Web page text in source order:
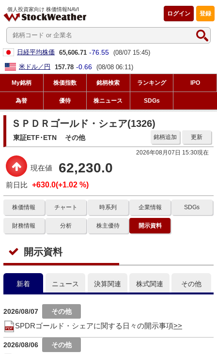
個人投資家向け 株価情報NAVI
登録
ログイン
日経平均株価 65,606.71 -76.55 (08/07 15:45)
米ドル／円
157.78 -0.66 (08/08 06:11)
My銘柄 株価指数 銘柄検索 ランキング IPO
為替 優待 株ニュース SDGs
ＳＰＤＲゴールド・シェア(1326)
東証ETF･ETN その他 更新
銘柄追加
2026年08月07日 15:30現在
現在値 62,230.0
前日比 +630.0(+1.02 %)
株価情報 チャート 時系列 企業情報 SDGs
財務情報 分析 株主優待 開示資料
開示資料
新着 ニュース 決算関連 株式関連 その他
2026/08/07
SPDRゴールド・シェアに関する日々の開示事項
2026/08/06